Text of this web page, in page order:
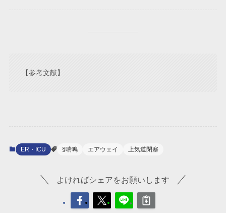
【参考文献】
ER・ICU §喘鳴 エアウェイ 上気道閉塞
よければシェアをお願いします